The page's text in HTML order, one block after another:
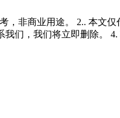
，非商业用途。 2.. 本文
们，我们将立即删除。